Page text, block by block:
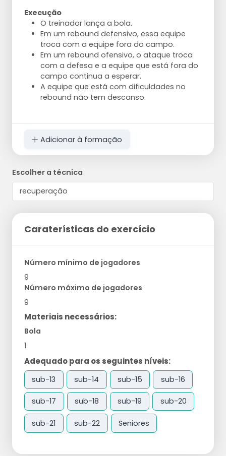
Execução
O treinador lança a bola.
Em um rebound defensivo, essa equipe
troca com a equipe fora do campo.
Em um rebound ofensivo, o ataque troca
com a defesa e a equipe que está fora do
campo continua a esperar.
A equipe que está com dificuldades no
rebound não tem descanso.
Adicionar à formação
Escolher a técnica
Caraterísticas do exercício
Número mínimo de jogadores
9
Número máximo de jogadores
9
Materiais necessários:
Bola
1
Adequado para os seguintes níveis:
sub-13 sub-14 sub-15 sub-16
sub-17 sub-18 sub-19 sub-20
sub-21 sub-22 Seniores